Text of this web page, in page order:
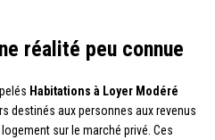
réalité peu connue
Habitations à Loyer Modéré
destinés aux personnes aux revenus
sur le marché privé. Ces